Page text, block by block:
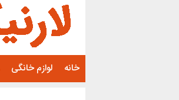
رفتن
خانه لوازم خانگی